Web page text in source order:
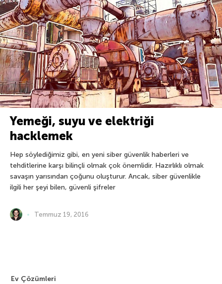
Yemeği, suyu ve elektriği
hacklemek
Hep söylediğimiz gibi, en yeni siber güvenlik haberleri ve
tehditlerine karşı bilinçli olmak çok önemlidir. Hazırlıklı olmak
savaşın yarısından çoğunu oluşturur. Ancak, siber güvenlikle
ilgili her şeyi bilen, güvenli şifreler
Temmuz 19, 2016
Ev Çözümleri